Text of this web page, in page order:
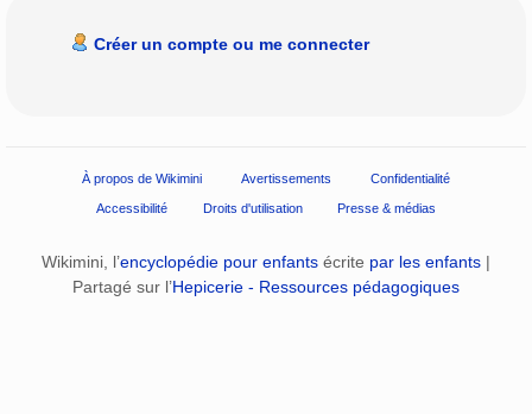
Créer un compte ou me connecter
À propos de Wikimini Avertissements Confidentialité
Accessibilité Droits d'utilisation Presse & médias
Wikimini, l’encyclopédie pour enfants écrite par les enfants |
Partagé sur l’Hepicerie - Ressources pédagogiques